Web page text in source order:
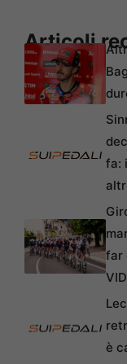
Articoli
fa:
far
è